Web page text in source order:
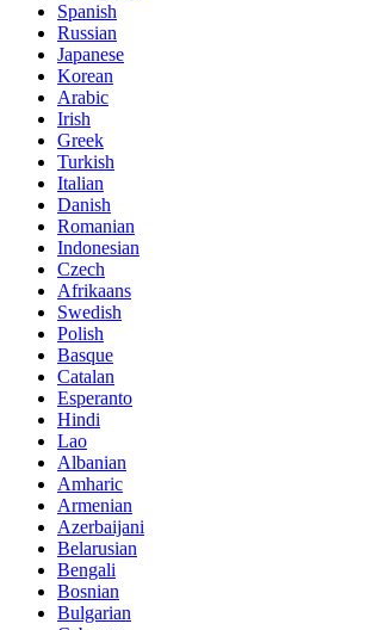
Spanish
Russian
Japanese
Korean
Arabic
Irish
Greek
Turkish
Italian
Danish
Romanian
Indonesian
Czech
Afrikaans
Swedish
Polish
Basque
Catalan
Esperanto
Hindi
Lao
Albanian
Amharic
Armenian
Azerbaijani
Belarusian
Bengali
Bosnian
Bulgarian